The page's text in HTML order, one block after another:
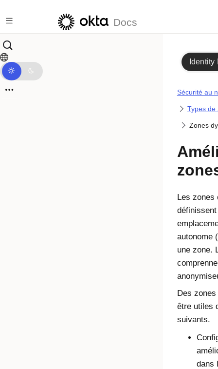
Docs
Identity
Sécurité au
Types de
Zones
Les zones
autonome
une zone.
Des
être utiles
suivants.
dans